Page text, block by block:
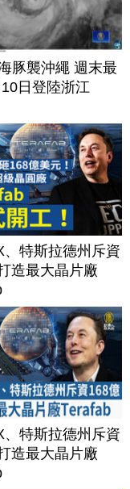
豚襲沖繩 週末最
日登陸浙江
、特斯拉德州斥資
造最大晶片廠
、特斯拉德州斥資
造最大晶片廠